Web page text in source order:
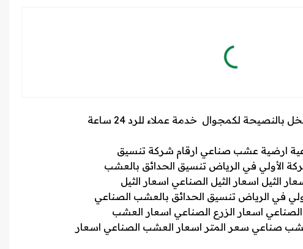
لكمجوال خدمة عملاء للرد 24 ساعة
ارضية عشب صناعي ارقام شركة تنسيق
الأولي في الرياض تنسيق الحدائق بالعشب
الثيل اسعار الثيل الصناعي اسعار الثيل
في الرياض تنسيق الحدائق بالعشب الصناعي
اسعار الزرع الصناعي اسعار العشب
صناعي سعر المتر اسعار العشب الصناعي اسعار